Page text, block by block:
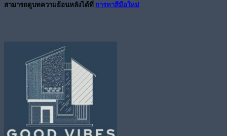
สามารถดูบทความย้อนหลังได้ที่ การทาสีมือใหม่